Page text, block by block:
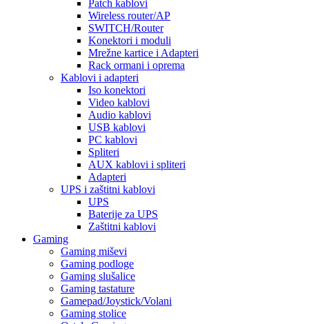
Patch kablovi
Wireless router/AP
SWITCH/Router
Konektori i moduli
Mrežne kartice i Adapteri
Rack ormani i oprema
Kablovi i adapteri
Iso konektori
Video kablovi
Audio kablovi
USB kablovi
PC kablovi
Spliteri
AUX kablovi i spliteri
Adapteri
UPS i zaštitni kablovi
UPS
Baterije za UPS
Zaštitni kablovi
Gaming
Gaming miševi
Gaming podloge
Gaming slušalice
Gaming tastature
Gamepad/Joystick/Volani
Gaming stolice